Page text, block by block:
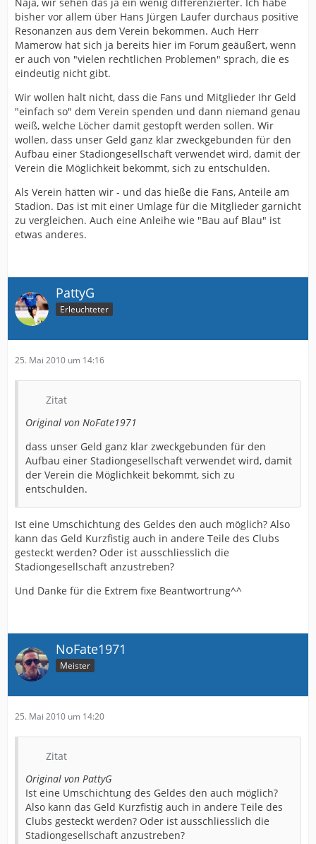
bisher vor allem über Hans Jürgen Laufer durchaus positive
Resonanzen aus dem Verein bekommen. Auch Herr
Mamerow hat sich ja bereits hier im Forum geäußert, wenn
er auch von "vielen rechtlichen Problemen" sprach, die es
eindeutig nicht gibt.
Wir wollen halt nicht, dass die Fans und Mitglieder Ihr Geld
"einfach so" dem Verein spenden und dann niemand genau
weiß, welche Löcher damit gestopft werden sollen. Wir
wollen, dass unser Geld ganz klar zweckgebunden für den
Aufbau einer Stadiongesellschaft verwendet wird, damit der
Verein die Möglichkeit bekommt, sich zu entschulden.
Als Verein hätten wir - und das hieße die Fans, Anteile am
Stadion. Das ist mit einer Umlage für die Mitglieder garnicht
zu vergleichen. Auch eine Anleihe wie "Bau auf Blau" ist
etwas anderes.
PattyG
Erleuchteter
25. Mai 2010 um 14:16
Zitat
Original von NoFate1971
dass unser Geld ganz klar zweckgebunden für den
Aufbau einer Stadiongesellschaft verwendet wird, damit
der Verein die Möglichkeit bekommt, sich zu
entschulden.
Ist eine Umschichtung des Geldes den auch möglich? Also
kann das Geld Kurzfistig auch in andere Teile des Clubs
gesteckt werden? Oder ist ausschliesslich die
Stadiongesellschaft anzustreben?
Und Danke für die Extrem fixe Beantwortrung^^
NoFate1971
Meister
25. Mai 2010 um 14:20
Zitat
Original von PattyG
Ist eine Umschichtung des Geldes den auch möglich?
Also kann das Geld Kurzfistig auch in andere Teile des
Clubs gesteckt werden? Oder ist ausschliesslich die
Stadiongesellschaft anzustreben?